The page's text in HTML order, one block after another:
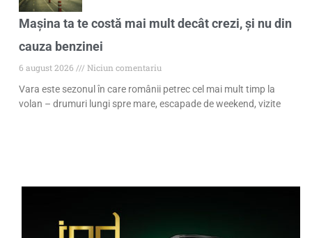
Mașina ta te costă mai mult decât crezi, și nu din
cauza benzinei
6 august 2026
Niciun comentariu
Vara este sezonul în care românii petrec cel mai mult timp la
volan – drumuri lungi spre mare, escapade de weekend, vizite